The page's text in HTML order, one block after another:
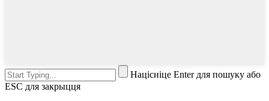
Націсніце Enter для пошуку або
ESC для закрыцця